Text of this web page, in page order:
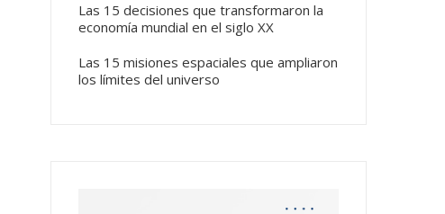
Las 15 decisiones que transformaron la
economía mundial en el siglo XX
Las 15 misiones espaciales que ampliaron
los límites del universo